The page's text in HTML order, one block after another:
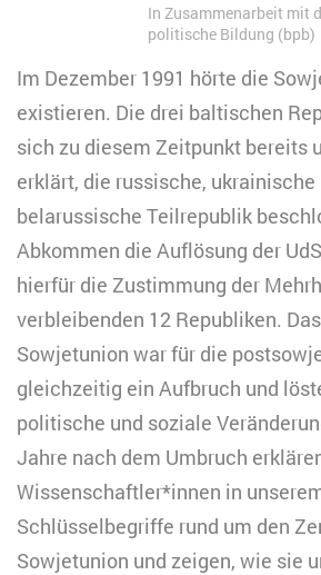
In Zusammenarbeit mit
politische Bildung (bpb)
Im Dezember 1991 hörte die
existieren. Die drei baltischen
sich zu diesem Zeitpunkt bereits
erklärt, die russische, ukrainische
belarussische Teilrepublik
Abkommen die Auflösung der
hierfür die Zustimmung der
verbleibenden 12 Republiken.
Sowjetunion war für die
gleichzeitig ein Aufbruch und
politische und soziale
Jahre nach dem Umbruch
Wissenschaftler*innen in
Schlüsselbegriffe rund um den
Sowjetunion und zeigen, wie sie